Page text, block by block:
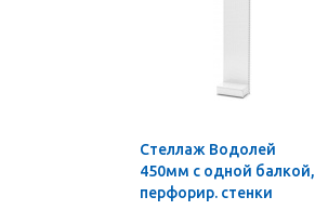
Стеллаж Водолей
450мм с одной балкой,
перфорир. стенки